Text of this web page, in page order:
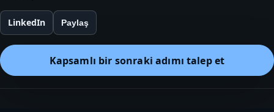
LinkedIn Paylaş
Kapsamlı bir sonraki adımı talep et